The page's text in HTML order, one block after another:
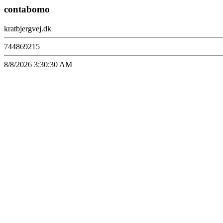
contabomo
kratbjergvej.dk
744869215
8/8/2026 3:30:30 AM